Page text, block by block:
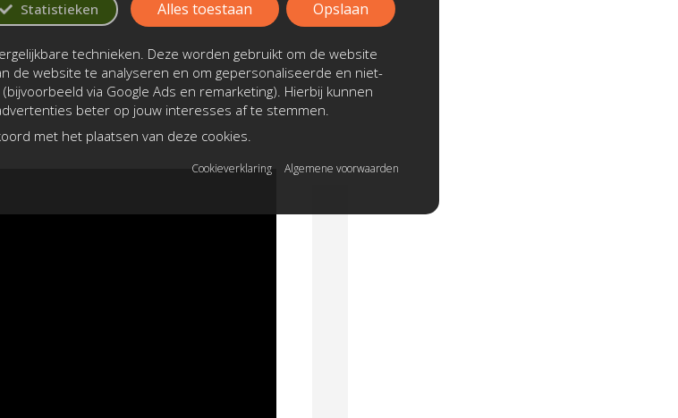
Statistieken
technieken. Deze worden gebruikt om de website
de website te analyseren en om gepersonaliseerde en niet-
via Google Ads en remarketing). Hierbij kunnen
beter op jouw interesses af te stemmen.
met het plaatsen van deze cookies.
Alles toestaan Opslaan
Cookieverklaring Algemene voorwaarden